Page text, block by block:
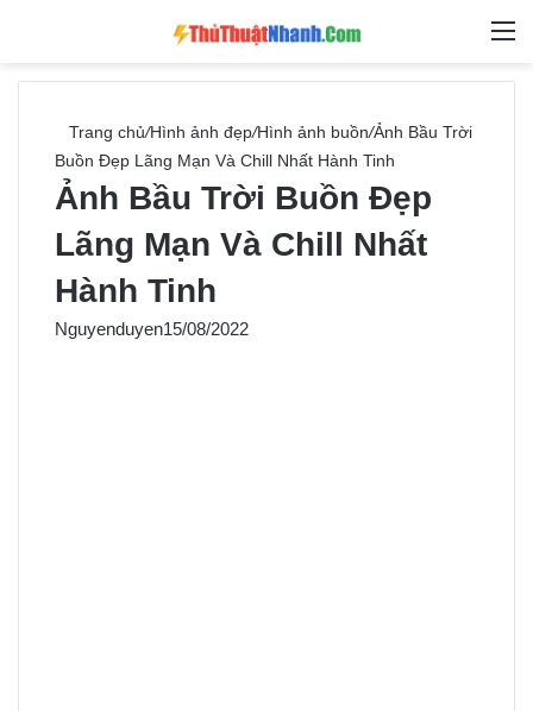
Tìm
Trang chủ/Hình ảnh đẹp/Hình ảnh buồn/Ảnh Bầu Trời
Buồn Đẹp Lãng Mạn Và Chill Nhất Hành Tinh
Ảnh Bầu Trời Buồn Đẹp
Lãng Mạn Và Chill Nhất
Hành Tinh
Nguyenduyen15/08/2022